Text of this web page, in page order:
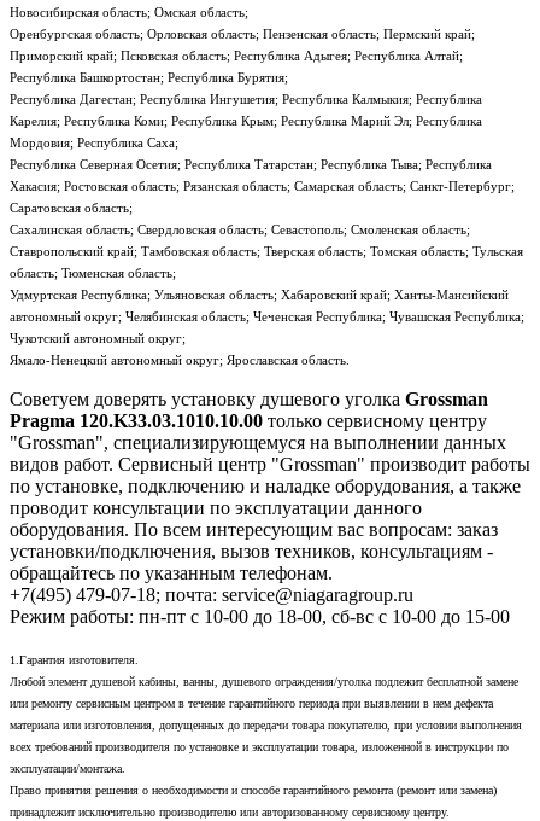
Новосибирская область; Омская область;
Оренбургская область; Орловская область; Пензенская область; Пермский край;
Приморский край; Псковская область; Республика Адыгея; Республика Алтай;
Республика Башкортостан; Республика Бурятия;
Республика Дагестан; Республика Ингушетия; Республика Калмыкия; Республика
Карелия; Республика Коми; Республика Крым; Республика Марий Эл; Республика
Мордовия; Республика Саха;
Республика Северная Осетия; Республика Татарстан; Республика Тыва; Республика
Хакасия; Ростовская область; Рязанская область; Самарская область; Санкт-Петербург;
Саратовская область;
Сахалинская область; Свердловская область; Севастополь; Смоленская область;
Ставропольский край; Тамбовская область; Тверская область; Томская область; Тульская
область; Тюменская область;
Удмуртская Республика; Ульяновская область; Хабаровский край; Ханты-Мансийский
автономный округ; Челябинская область; Чеченская Республика; Чувашская Республика;
Чукотский автономный округ;
Ямало-Ненецкий автономный округ; Ярославская область.
Советуем доверять установку душевого уголка Grossman
Pragma 120.K33.03.1010.10.00 только сервисному центру
"Grossman", специализирующемуся на выполнении данных
видов работ. Сервисный центр "Grossman" производит работы
по установке, подключению и наладке оборудования, а также
проводит консультации по эксплуатации данного
оборудования. По всем интересующим вас вопросам: заказ
установки/подключения, вызов техников, консультациям -
обращайтесь по указанным телефонам.
+7(495) 479-07-18; почта: service@niagaragroup.ru
Режим работы: пн-пт с 10-00 до 18-00, сб-вс с 10-00 до 15-00
1.Гарантия изготовителя.
Любой элемент душевой кабины, ванны, душевого ограждения/уголка подлежит бесплатной замене
или ремонту сервисным центром в течение гарантийного периода при выявлении в нем дефекта
материала или изготовления, допущенных до передачи товара покупателю, при условии выполнения
всех требований производителя по установке и эксплуатации товара, изложенной в инструкции по
эксплуатации/монтажа.
Право принятия решения о необходимости и способе гарантийного ремонта (ремонт или замена)
принадлежит исключительно производителю или авторизованному сервисному центру.